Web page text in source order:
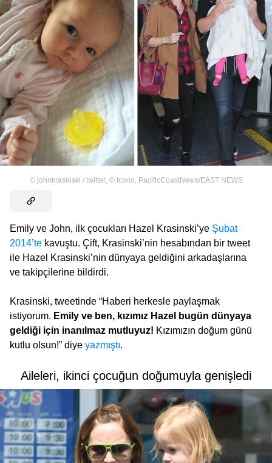
© johnkrasinski / twitter, © Icono, PacificCoastNews/EAST NEWS
Emily ve John, ilk çocukları Hazel Krasinski’ye Şubat
2014’te kavuştu. Çift, Krasinski’nin hesabından bir tweet
ile Hazel Krasinski’nin dünyaya geldiğini arkadaşlarına
ve takipçilerine bildirdi.
Krasinski, tweetinde “Haberi herkesle paylaşmak
istiyorum. Emily ve ben, kızımız Hazel bugün dünyaya
geldiği için inanılmaz mutluyuz! Kızımızın doğum günü
kutlu olsun!” diye yazmıştı.
Aileleri, ikinci çocuğun doğumuyla genişledi